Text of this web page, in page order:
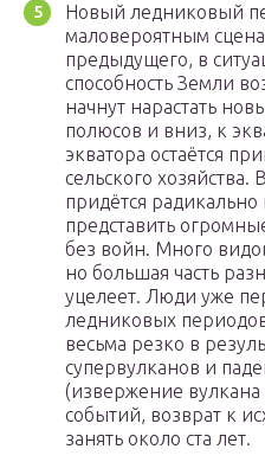
Новый ледниковый
маловероятным
предыдущего, в
способность Земли
начнут нарастать
полюсов и вниз, к
экватора остаётся
сельского хозяйства.
придётся
представить
без войн. Много
но большая часть
уцелеет. Люди уже
ледниковых
весьма резко в
супервулканов и
(извержение
событий, возврат к
занять около ста лет.